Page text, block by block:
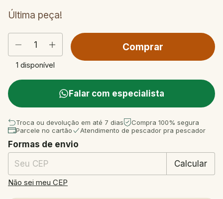
Última peça!
1 disponível
Falar com especialista
Troca ou devolução em até 7 dias
Compra 100% segura
Parcele no cartão
Atendimento de pescador pra pescador
Entregas para o CEP:
Formas de envio
Calcular
Não sei meu CEP